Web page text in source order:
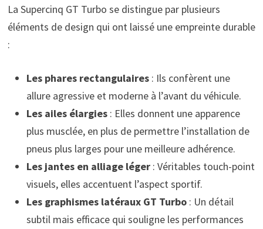
La Supercinq GT Turbo se distingue par plusieurs
éléments de design qui ont laissé une empreinte durable
:
Les phares rectangulaires: Ils confèrent une
allure agressive et moderne à l’avant du véhicule.
Les ailes élargies: Elles donnent une apparence
plus musclée, en plus de permettre l’installation de
pneus plus larges pour une meilleure adhérence.
Les jantes en alliage léger: Véritables touch-point
visuels, elles accentuent l’aspect sportif.
Les graphismes latéraux GT Turbo: Un détail
subtil mais efficace qui souligne les performances